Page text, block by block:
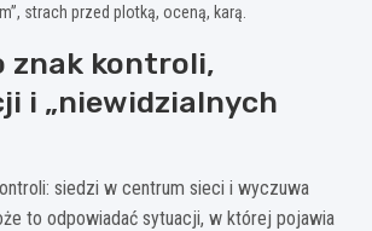
strach przed plotką, oceną, karą.
znak kontroli,
i „niewidzialnych
siedzi w centrum sieci i wyczuwa
to odpowiadać sytuacji, w której pojawia